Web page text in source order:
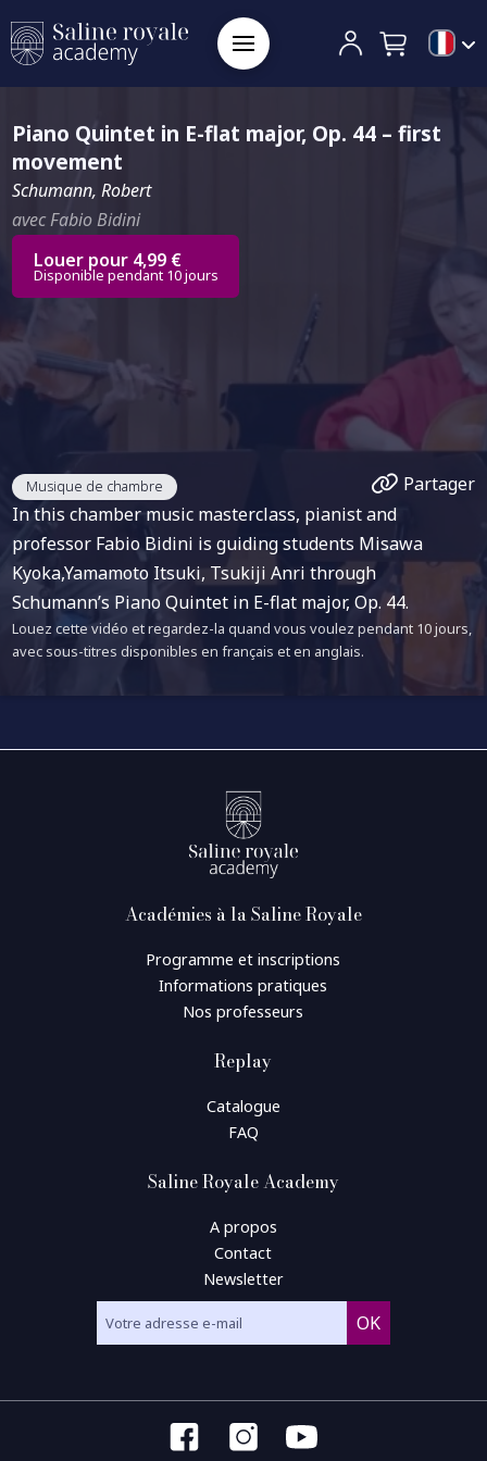
Piano Quintet in E-flat major, Op. 44 – first
movement
Schumann, Robert
avec Fabio Bidini
Louer pour 4,99 €
Disponible pendant 10 jours
Musique de chambre
Partager
In this chamber music masterclass, pianist and
professor Fabio Bidini is guiding students Misawa
Kyoka,Yamamoto Itsuki, Tsukiji Anri through
Schumann’s Piano Quintet in E-flat major, Op. 44.
Louez cette vidéo et regardez-la quand vous voulez pendant 10 jours,
avec sous-titres disponibles en français et en anglais.
Académies à la Saline Royale
Programme et inscriptions
Informations pratiques
Nos professeurs
Replay
Catalogue
FAQ
Saline Royale Academy
A propos
Contact
Newsletter